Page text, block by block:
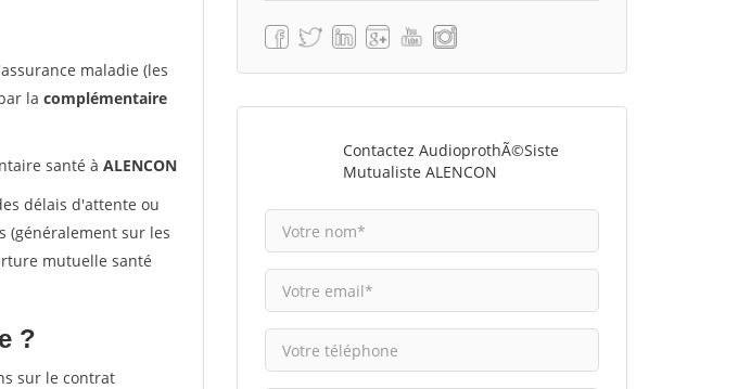
maladie (les
la complémentaire
santé à ALENCON
délais d'attente ou
(généralement sur les
mutuelle santé
?
sur le contrat
Contactez AudioprothÃ©siste
Mutualiste ALENCON